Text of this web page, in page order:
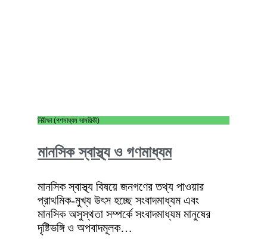
নিরীক্ষা (গণমাধ্যম সাময়িকী)
মানসিক স্বাস্থ্য ও গণমাধ্যম
মানসিক স্বাস্থ্য বিষয়ে জনগণের তথ্য পাওয়ার
প্রাথমিক-মুখ্য উৎস হচ্ছে সংবাদমাধ্যম এবং
মানসিক অসুস্থতা সম্পর্কে সংবাদমাধ্যম মানুষের
দৃষ্টিভঙ্গি ও অপবাদমূলক…